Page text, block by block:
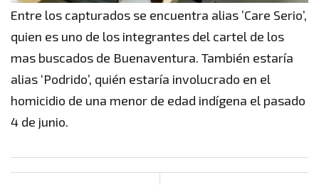
Entre los capturados se encuentra alias ’Care Serio’,
quien es uno de los integrantes del cartel de los
mas buscados de Buenaventura. También estaría
alias ‘Podrido’, quién estaría involucrado en el
homicidio de una menor de edad indígena el pasado
4 de junio.